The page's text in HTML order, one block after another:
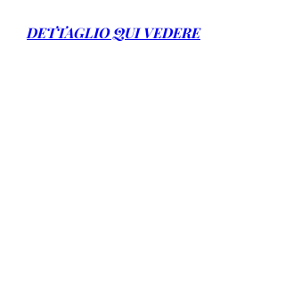
DETTAGLIO QUI VEDERE